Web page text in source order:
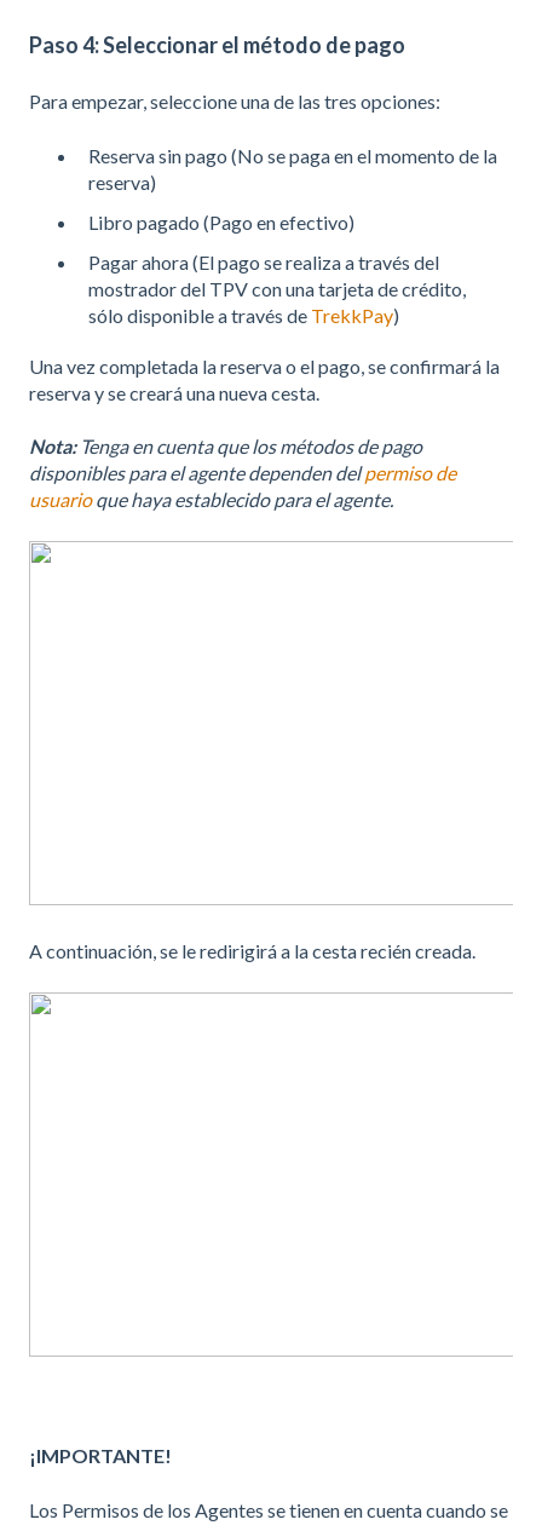
Paso 4: Seleccionar el método de pago
Para empezar, seleccione una de las tres opciones:
Reserva sin pago (No se paga en el momento de la
reserva)
Libro pagado (Pago en efectivo)
Pagar ahora (El pago se realiza a través del
mostrador del TPV con una tarjeta de crédito,
sólo disponible a través de TrekkPay)
Una vez completada la reserva o el pago, se confirmará la
reserva y se creará una nueva cesta.
Nota: Tenga en cuenta que los métodos de pago
disponibles para el agente dependen delpermiso de
usuarioque haya establecido para el agente.
A continuación, se le redirigirá a la cesta recién creada.
¡IMPORTANTE!
Los Permisos de los Agentes se tienen en cuenta cuando se